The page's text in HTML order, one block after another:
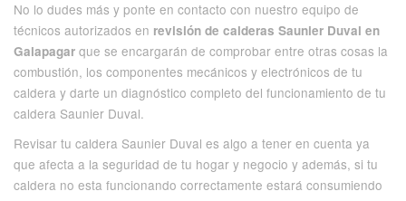
No lo dudes más y ponte en contacto con nuestro equipo de
técnicos autorizados en revisión de calderas Saunier Duval en
Galapagar que se encargarán de comprobar entre otras cosas la
combustión, los componentes mecánicos y electrónicos de tu
caldera y darte un diagnóstico completo del funcionamiento de tu
caldera Saunier Duval.
Revisar tu caldera Saunier Duval es algo a tener en cuenta ya
que afecta a la seguridad de tu hogar y negocio y además, si tu
caldera no esta funcionando correctamente estará consumiendo